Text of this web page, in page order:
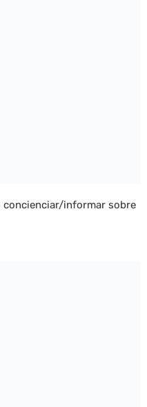
concienciar/informar sobre